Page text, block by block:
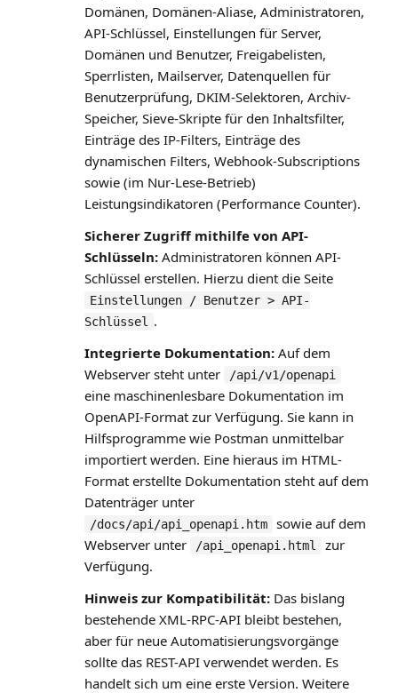
Domänen, Domänen-Aliase, Administratoren,
API-Schlüssel, Einstellungen für Server,
Domänen und Benutzer, Freigabelisten,
Sperrlisten, Mailserver, Datenquellen für
Benutzerprüfung, DKIM-Selektoren, Archiv-
Speicher, Sieve-Skripte für den Inhaltsfilter,
Einträge des IP-Filters, Einträge des
dynamischen Filters, Webhook-Subscriptions
sowie (im Nur-Lese-Betrieb)
Leistungsindikatoren (Performance Counter).
Sicherer Zugriff mithilfe von API-
Schlüsseln:Administratoren können API-
Schlüssel erstellen. Hierzu dient die Seite
Einstellungen / Benutzer > API-
Schlüssel
.
Integrierte Dokumentation:Auf dem
Webserver steht unter
/api/v1/openapi
eine maschinenlesbare Dokumentation im
OpenAPI-Format zur Verfügung. Sie kann in
Hilfsprogramme wie Postman unmittelbar
importiert werden. Eine hieraus im HTML-
Format erstellte Dokumentation steht auf dem
Datenträger unter
/docs/api/api_openapi.htm
sowie auf dem
Webserver unter
/api_openapi.html
zur
Verfügung.
Hinweis zur Kompatibilität:Das bislang
bestehende XML-RPC-API bleibt bestehen,
aber für neue Automatisierungsvorgänge
sollte das REST-API verwendet werden. Es
handelt sich um eine erste Version. Weitere